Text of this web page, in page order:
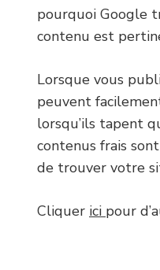
pourquoi Google
contenu est
Lorsque vous
peuvent
lorsqu’ils tapent
contenus frais
de trouver votre
Cliquer ici pour